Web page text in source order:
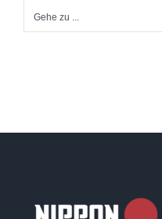
Gehe zu ...